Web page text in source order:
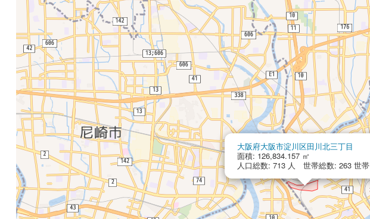
大阪府大阪市淀川区田川北三丁目
面積: 126,834.157 ㎡
人口総数: 713 人 世帯総数: 263 世帯